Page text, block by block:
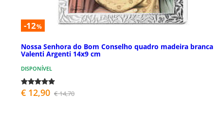
-12%
Nossa Senhora do Bom Conselho quadro madeira branca
Valenti Argenti 14x9 cm
DISPONÍVEL
€ 12,90 € 14,70